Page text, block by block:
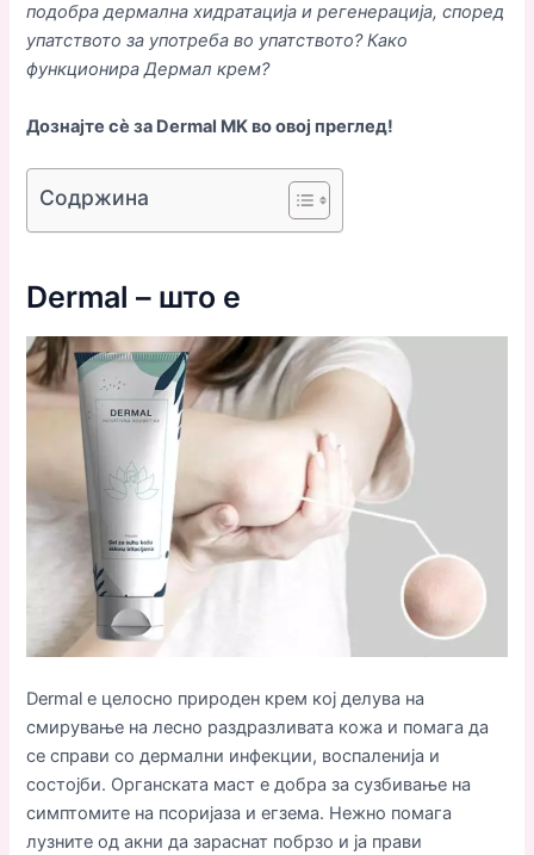
подобра дермална хидратација и регенерација, според
упатството за употреба во упатството? Како
функционира Дермал крем?
Дознајте сè за Dermal MK во овој преглед!
Содржина
Dermal – што е
Dermal е целосно природен крем кој делува на
смирување на лесно раздразливата кожа и помага да
се справи со дермални инфекции, воспаленија и
состојби. Органската маст е добра за сузбивање на
симптомите на псоријаза и егзема. Нежно помага
лузните од акни да зараснат побрзо и ја прави